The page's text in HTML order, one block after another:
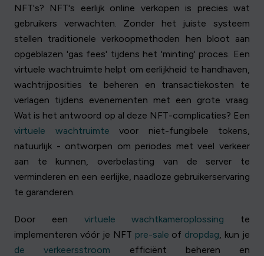
NFT's? NFT's eerlijk online verkopen is precies wat
gebruikers verwachten. Zonder het juiste systeem
stellen traditionele verkoopmethoden hen bloot aan
opgeblazen 'gas fees' tijdens het 'minting' proces. Een
virtuele wachtruimte helpt om eerlijkheid te handhaven,
wachtrijposities te beheren en transactiekosten te
verlagen tijdens evenementen met een grote vraag.
Wat is het antwoord op al deze NFT-complicaties? Een
virtuele wachtruimte voor niet-fungibele tokens,
natuurlijk - ontworpen om periodes met veel verkeer
aan te kunnen, overbelasting van de server te
verminderen en een eerlijke, naadloze gebruikerservaring
te garanderen.
Door een virtuele wachtkameroplossing te
implementeren vóór je NFT pre-sale of dropdag, kun je
de verkeersstroom efficiënt beheren en